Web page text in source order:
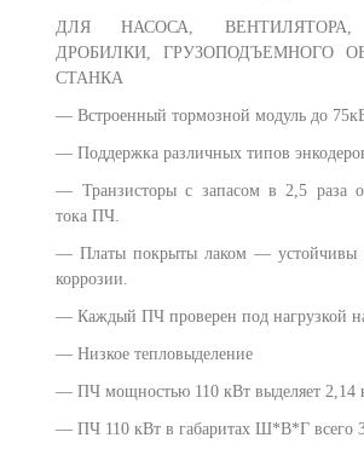
ДЛЯ НАСОСА, ВЕНТИЛЯТОРА,
ДРОБИЛКИ, ГРУЗОПОДЪЕМНОГО
СТАНКА
— Встроенный тормозной модуль до
— Поддержка различных типов
— Транзисторы с запасом в 2,5 раза
тока ПЧ.
— Платы покрыты лаком — устойчивы
коррозии.
— Каждый ПЧ проверен под нагрузкой
— Низкое тепловыделение
— ПЧ мощностью 110 кВт выделяет 2,14
— ПЧ 110 кВт в габаритах Ш*В*Г всего